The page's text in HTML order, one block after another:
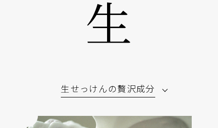
生。
生せっけんの贅沢成分